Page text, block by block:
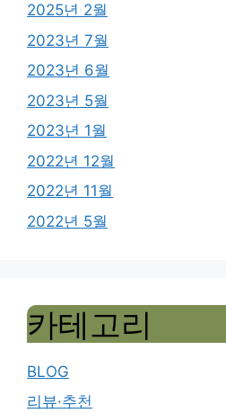
2025년 2월
2023년 7월
2023년 6월
2023년 5월
2023년 1월
2022년 12월
2022년 11월
2022년 5월
카테고리
BLOG
리뷰·추천